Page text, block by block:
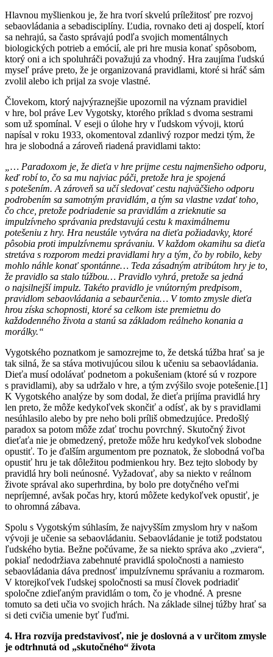
Hlavnou myšlienkou je, že hra tvorí skvelú príležitosť pre rozvoj
sebaovládania a sebadisciplíny. Ľudia, rovnako deti aj dospelí, ktorí
sa nehrajú, sa často správajú podľa svojich momentálnych
biologických potrieb a emócií, ale pri hre musia konať spôsobom,
ktorý oni a ich spoluhráči považujú za vhodný. Hra zaujíma ľudskú
myseľ práve preto, že je organizovaná pravidlami, ktoré si hráč sám
zvolil alebo ich prijal za svoje vlastné.
Človekom, ktorý najvýraznejšie upozornil na význam pravidiel
v hre, bol práve Lev Vygotsky, ktorého príklad s dvoma sestrami
som už spomínal. V eseji o úlohe hry v ľudskom vývoji, ktorú
napísal v roku 1933, okomentoval zdanlivý rozpor medzi tým, že
hra je slobodná a zároveň riadená pravidlami takto:
„… Paradoxom je, že dieťa v hre prijme cestu najmenšieho odporu,
keď robí to, čo sa mu najviac páči, pretože hra je spojená
s potešením. A zároveň sa učí sledovať cestu najväčšieho odporu
podrobením sa samotným pravidlám, a tým sa vlastne vzdať toho,
čo chce, pretože podriadenie sa pravidlám a zrieknutie sa
impulzívneho správania predstavujú cestu k maximálnemu
potešeniu z hry. Hra neustále vytvára na dieťa požiadavky, ktoré
pôsobia proti impulzívnemu správaniu. V každom okamihu sa dieťa
stretáva s rozporom medzi pravidlami hry a tým, čo by robilo, keby
mohlo náhle konať spontánne… Teda zásadným atribútom hry je to,
že pravidlo sa stalo túžbou… Pravidlo vyhrá, pretože sa jedná
o najsilnejší impulz. Takéto pravidlo je vnútorným predpisom,
pravidlom sebaovládania a sebaurčenia… V tomto zmysle dieťa
hrou získa schopnosti, ktoré sa celkom iste premietnu do
každodenného života a stanú sa základom reálneho konania a
morálky.“
Vygotského poznatkom je samozrejme to, že detská túžba hrať sa je
tak silná, že sa stáva motivujúcou silou k učeniu sa sebaovládania.
Dieťa musí odolávať podnetom a pokušeniam (ktoré sú v rozpore
s pravidlami), aby sa udržalo v hre, a tým zvýšilo svoje potešenie.[1]
K Vygotského analýze by som dodal, že dieťa prijíma pravidlá hry
len preto, že môže kedykoľvek skončiť a odísť, ak by s pravidlami
nesúhlasilo alebo by pre neho boli príliš obmedzujúce. Predošlý
paradox sa potom môže zdať trochu povrchný. Skutočný život
dieťaťa nie je obmedzený, pretože môže hru kedykoľvek slobodne
opustiť. To je ďalším argumentom pre poznatok, že slobodná voľba
opustiť hru je tak dôležitou podmienkou hry. Bez tejto slobody by
pravidlá hry boli neúnosné. Vyžadovať, aby sa niekto v reálnom
živote správal ako superhrdina, by bolo pre dotyčného veľmi
nepríjemné, avšak počas hry, ktorú môžete kedykoľvek opustiť, je
to ohromná zábava.
Spolu s Vygotským súhlasím, že najvyšším zmyslom hry v našom
vývoji je učenie sa sebaovládaniu. Sebaovládanie je totiž podstatou
ľudského bytia. Bežne počúvame, že sa niekto správa ako „zviera“,
pokiaľ nedodržiava zabehnuté pravidlá spoločnosti a namiesto
sebaovládania dáva prednosť impulzívnemu správaniu a rozmarom.
V ktorejkoľvek ľudskej spoločnosti sa musí človek podriadiť
spoločne zdieľaným pravidlám o tom, čo je vhodné. A presne
tomuto sa deti učia vo svojich hrách. Na základe silnej túžby hrať sa
si deti cvičia umenie byť ľuďmi.
4. Hra rozvíja predstavivosť, nie je doslovná a v určitom zmysle
je odtrhnutá od „skutočného“ ži­vota